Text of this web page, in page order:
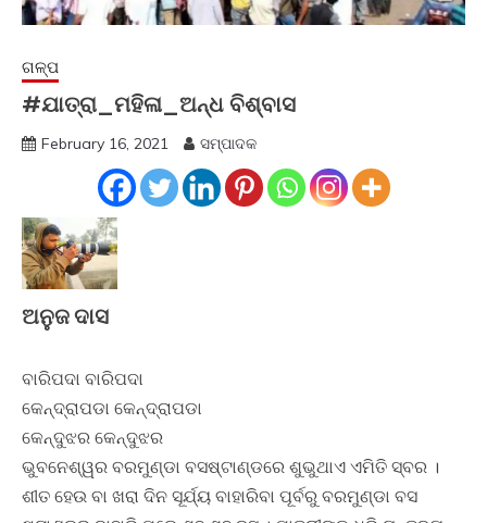
ଗଳ୍ପ
#ଯାତ୍ରା_ମହିଳା_ଅନ୍ଧ ବିଶ୍ବାସ
February 16, 2021 ସମ୍ପାଦକ
ଅନୁଜ ଦାସ
ବାରିପଦା ବାରିପଦା
କେନ୍ଦ୍ରାପଡା କେନ୍ଦ୍ରାପଡା
କେନ୍ଦୁଝର କେନ୍ଦୁଝର
ଭୁବନେଶ୍ୱର ବରମୁଣ୍ଡା ବସଷ୍ଟାଣ୍ଡରେ ଶୁଭୁଥାଏ ଏମିତି ସ୍ବର ।
ଶୀତ ହେଉ ବା ଖରା ଦିନ ସୂର୍ଯ୍ୟ ବାହାରିବା ପୂର୍ବରୁ ବରମୁଣ୍ଡା ବସ